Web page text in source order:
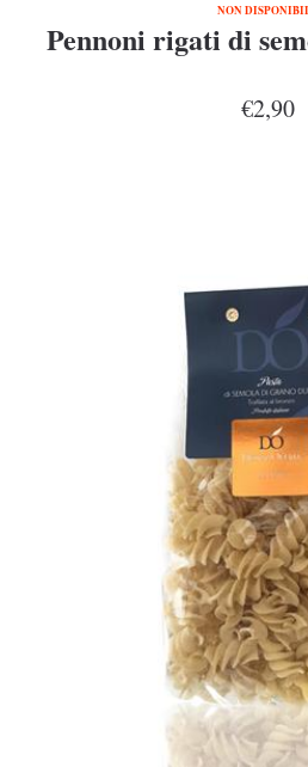
NON
Pennoni rigati di
€2,90